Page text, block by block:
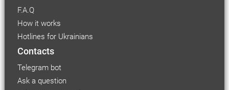
F.A.Q
How it works
Hotlines for Ukrainians
Contacts
Telegram bot
Ask a question